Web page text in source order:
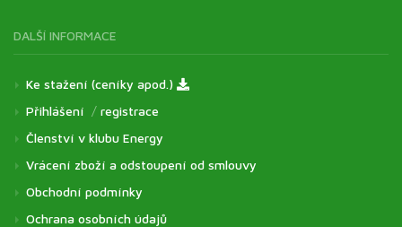
DALŠÍ INFORMACE
Ke stažení (ceníky apod.)
Přihlášení / registrace
Členství v klubu Energy
Vrácení zboží a odstoupení od smlouvy
Obchodní podmínky
Ochrana osobních údajů